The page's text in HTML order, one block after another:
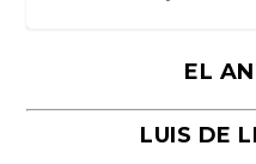
EL
LUIS DE